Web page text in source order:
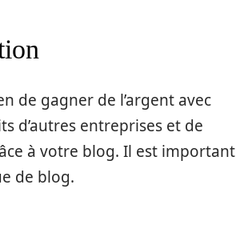
de gagner de l’argent avec
d’autres entreprises et de
à votre blog. Il est important
de blog.